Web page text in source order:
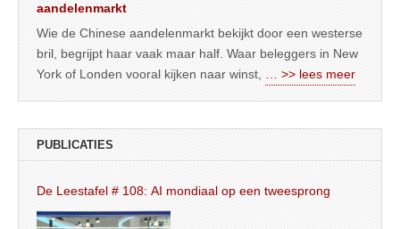
aandelenmarkt
Wie de Chinese aandelenmarkt bekijkt door een westerse
bril, begrijpt haar vaak maar half. Waar beleggers in New
York of Londen vooral kijken naar winst, … >> lees meer
PUBLICATIES
De Leestafel # 108: AI mondiaal op een tweesprong